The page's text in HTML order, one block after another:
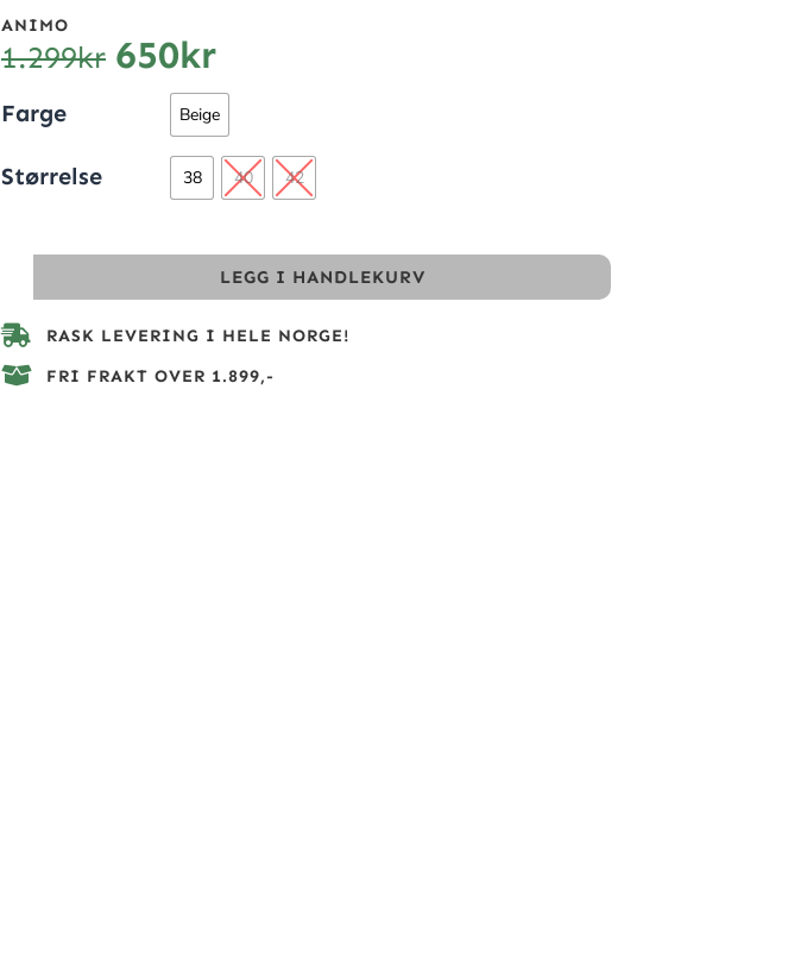
ANIMO
1.299kr 650kr
Farge Beige
Størrelse 38 40 42
LEGG I HANDLEKURV
RASK LEVERING I HELE NORGE!
FRI FRAKT OVER 1.899,-